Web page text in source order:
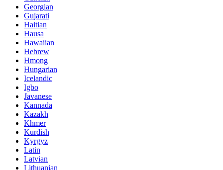
Georgian
Gujarati
Haitian
Hausa
Hawaiian
Hebrew
Hmong
Hungarian
Icelandic
Igbo
Javanese
Kannada
Kazakh
Khmer
Kurdish
Kyrgyz
Latin
Latvian
Lithuanian